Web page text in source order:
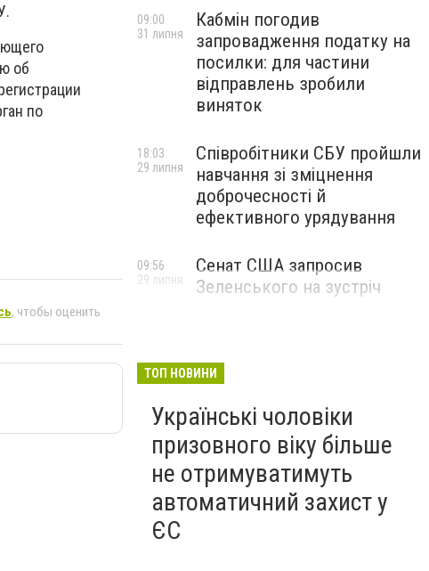
об
по
, чтобы оценить
Кабмін погодив
запровадження податку на
посилки: для частини
відправлень зробили
виняток
09:00
31 липня
Співробітники СБУ пройшли
навчання зі зміцнення
доброчесності й
ефективного урядування
18:03
29 липня
Сенат США запросив
Зеленського на зустріч
09:56
29 липня
ТОП НОВИНИ
Українські чоловіки
призовного віку більше
не отримуватимуть
автоматичний захист у
ЄС